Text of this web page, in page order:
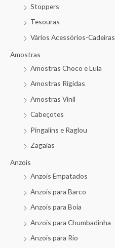
Stoppers
Tesouras
Vários Acessórios-Cadeiras
Amostras
Amostras Choco e Lula
Amostras Rigidas
Amostras Vinil
Cabeçotes
Pingalins e Raglou
Zagaias
Anzois
Anzois Empatados
Anzois para Barco
Anzois para Boia
Anzois para Chumbadinha
Anzois para Rio